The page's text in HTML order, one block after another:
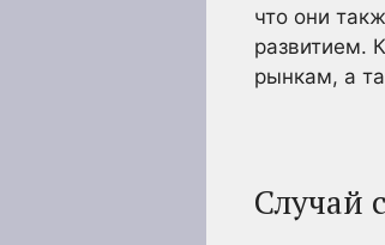
что они
развитием.
рынкам, а
Случай